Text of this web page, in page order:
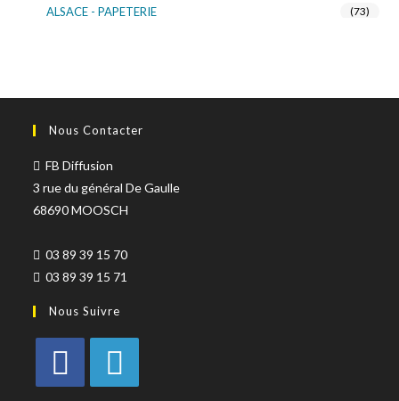
ALSACE - PAPETERIE (73)
Nous Contacter
FB Diffusion
3 rue du général De Gaulle
68690 MOOSCH
03 89 39 15 70
03 89 39 15 71
Nous Suivre